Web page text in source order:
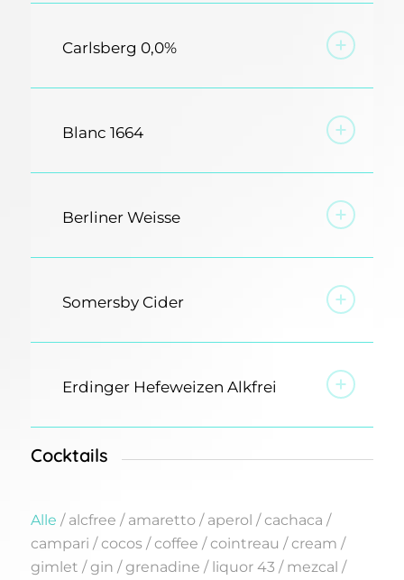
Carlsberg 0,0%
Blanc 1664
Berliner Weisse
Somersby Cider
Erdinger Hefeweizen Alkfrei
Cocktails
Alle / alcfree / amaretto / aperol / cachaca /
campari / cocos / coffee / cointreau / cream /
gimlet / gin / grenadine / liquor 43 / mezcal /